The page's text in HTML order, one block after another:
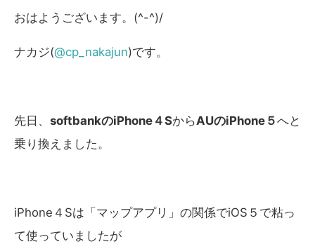
おはようございます。(^-^)/
ナカジ(@cp_nakajun)です。
先日、 softbankのiPhone４SからAUのiPhone５へと
乗り換えました。
iPhone４Sは「マップアプリ」の関係でiOS５で粘っ
て使っていましたが